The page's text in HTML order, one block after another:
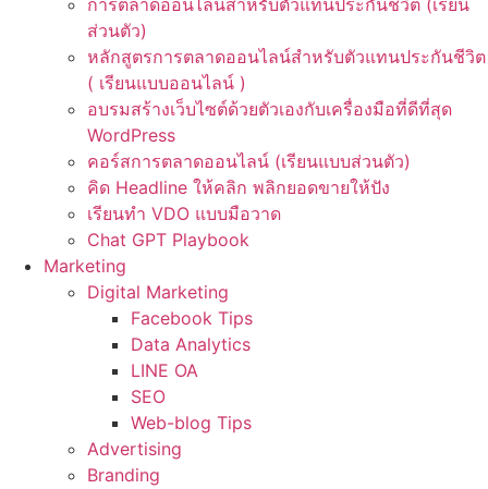
การตลาดออนไลน์สำหรับตัวแทนประกันชีวิต (เรียน
ส่วนตัว)
หลักสูตรการตลาดออนไลน์สำหรับตัวแทนประกันชีวิต
( เรียนแบบออนไลน์ )
อบรมสร้างเว็บไซต์ด้วยตัวเองกับเครื่องมือที่ดีที่สุด
WordPress
คอร์สการตลาดออนไลน์ (เรียนแบบส่วนตัว)
คิด Headline ให้คลิก พลิกยอดขายให้ปัง
เรียนทำ VDO แบบมือวาด
Chat GPT Playbook
Marketing
Digital Marketing
Facebook Tips
Data Analytics
LINE OA
SEO
Web-blog Tips
Advertising
Branding